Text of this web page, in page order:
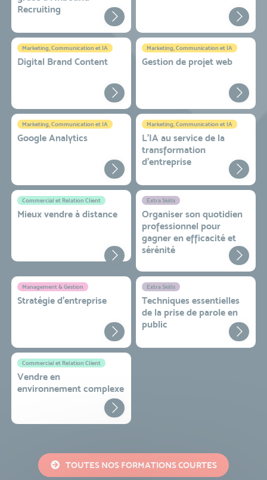
Recruiting
Marketing, Communication et IA
Digital Brand Content
Marketing, Communication et IA
Gestion de projet web
Marketing, Communication et IA
Google Analytics
Marketing, Communication et IA
L'IA au service de la
transformation
d'entreprise
Commercial et Relation Client
Mieux vendre à distance
Extra Skills
Organiser son quotidien
professionnel pour
gagner en efficacité et
sérénité
Management & Gestion
Stratégie d’entreprise
Extra Skills
Techniques essentielles
de la prise de parole en
public
Commercial et Relation Client
Vendre en
environnement complexe
TOUTES NOS FORMATIONS COURTES